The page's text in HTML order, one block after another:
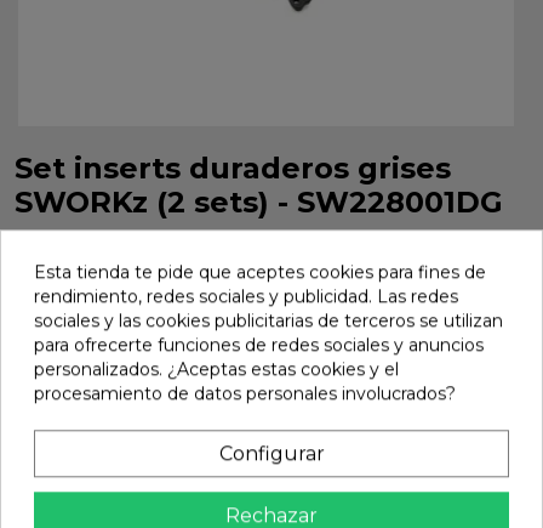
Set inserts duraderos grises
SWORKz (2 sets) - SW228001DG
SW228001DG
Marca: Sworkz Ref: SW228001DG
25,11 €
Añadir
En stock
Esta tienda te pide que aceptes cookies para fines de
rendimiento, redes sociales y publicidad. Las redes
sociales y las cookies publicitarias de terceros se utilizan
para ofrecerte funciones de redes sociales y anuncios
personalizados. ¿Aceptas estas cookies y el
procesamiento de datos personales involucrados?
Configurar
Rechazar